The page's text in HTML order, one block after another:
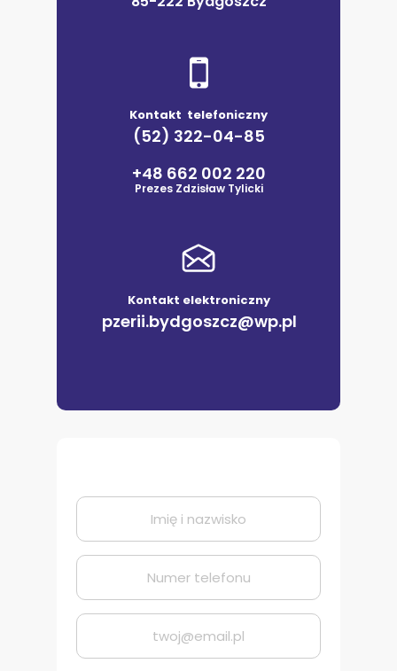
Kontakt elektroniczny
pzerii.bydgoszcz@wp.pl
Kontakt telefoniczny
(52) 322-04-85
+48 662 002 220
Prezes Zdzisław Tylicki